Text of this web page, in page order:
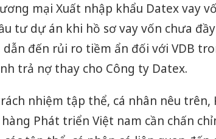
mại Xuất nhập khẩu Datex vay
tư dự án khi hồ sơ vay vốn chưa
đến rủi ro tiềm ẩn đối với VDB
trả nợ thay cho Công ty Datex.
nhiệm tập thể, cá nhân nêu trên,
Phát triển Việt nam cần chấn